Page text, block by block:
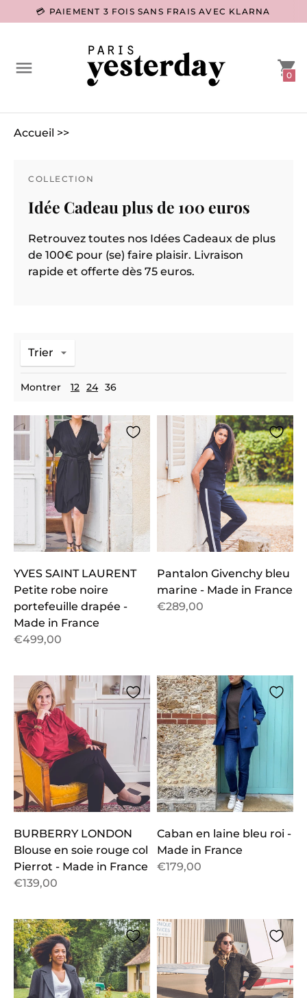
-15% SUR VOTRE PREMIÈRE COMMANDE *
0
Accueil >>
COLLECTION
Idée Cadeau plus de 100 euros
Retrouvez toutes nos Idées Cadeaux de plus
de 100€ pour (se) faire plaisir. Livraison
rapide et offerte dès 75 euros.
Trier
Montrer 12 24 36
YVES SAINT LAURENT
Petite robe noire
portefeuille drapée -
Made in France
€499,00
Pantalon Givenchy bleu
marine - Made in France
€289,00
BURBERRY LONDON
Blouse en soie rouge col
Pierrot - Made in France
€139,00
Caban en laine bleu roi -
Made in France
€179,00